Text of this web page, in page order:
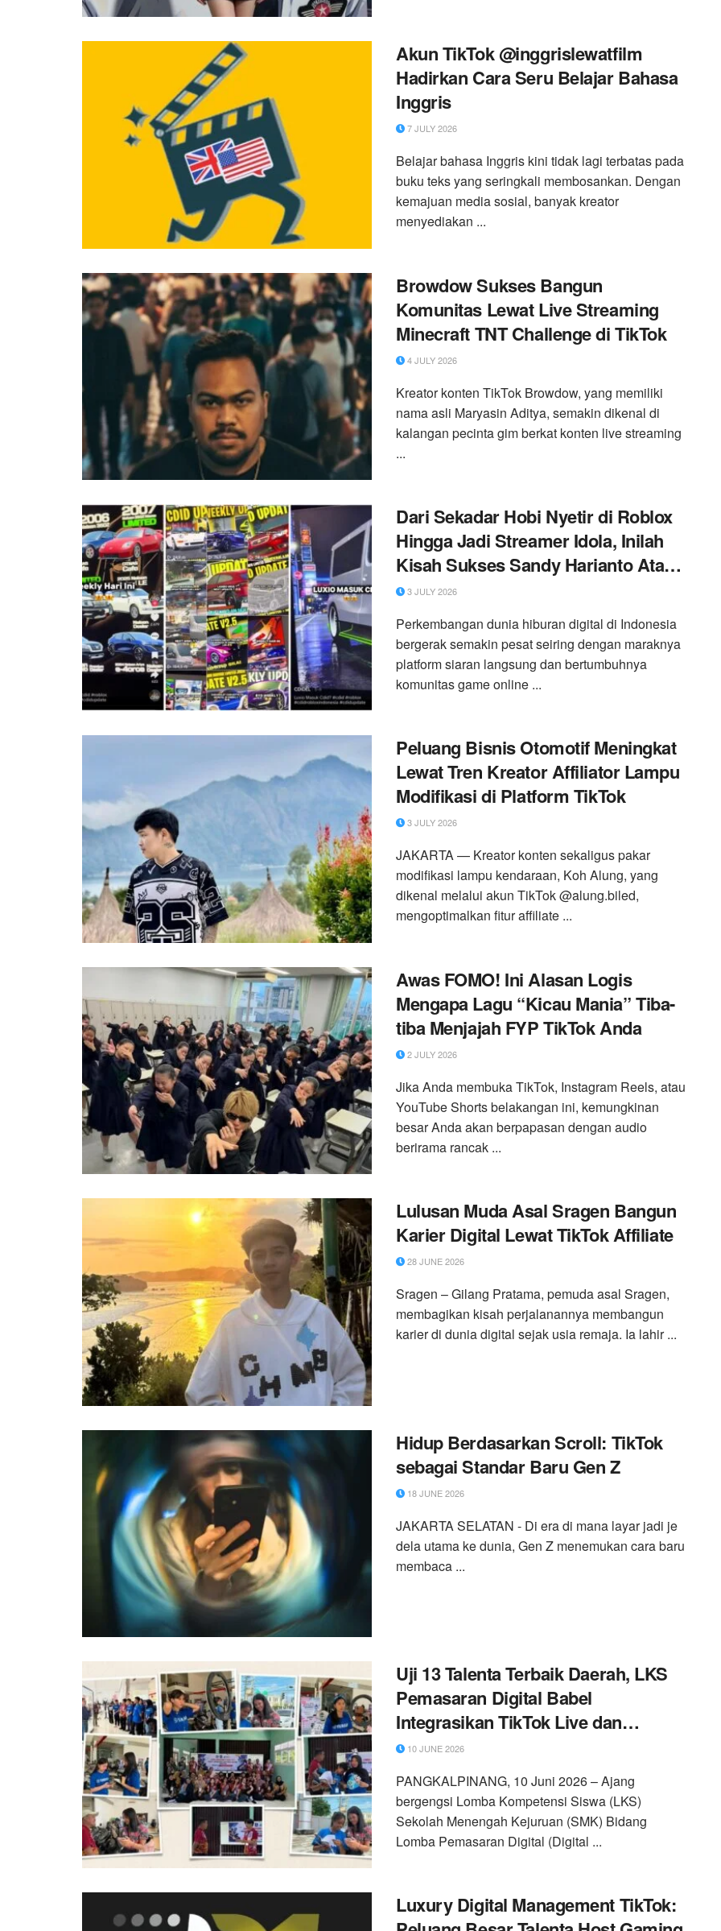
Akun TikTok @inggrislewatfilm
Hadirkan Cara Seru Belajar Bahasa
Inggris
7 JULY 2026
Belajar bahasa Inggris kini tidak lagi terbatas pada
buku teks yang seringkali membosankan. Dengan
kemajuan media sosial, banyak kreator
menyediakan ...
Browdow Sukses Bangun
Komunitas Lewat Live Streaming
Minecraft TNT Challenge di TikTok
4 JULY 2026
Kreator konten TikTok Browdow, yang memiliki
nama asli Maryasin Aditya, semakin dikenal di
kalangan pecinta gim berkat konten live streaming
...
Dari Sekadar Hobi Nyetir di Roblox
Hingga Jadi Streamer Idola, Inilah
Kisah Sukses Sandy Harianto Atau
Cdidel Membangun Kerajaan Virtual
Interaktifnya di TikTok
3 JULY 2026
Perkembangan dunia hiburan digital di Indonesia
bergerak semakin pesat seiring dengan maraknya
platform siaran langsung dan bertumbuhnya
komunitas game online ...
Peluang Bisnis Otomotif Meningkat
Lewat Tren Kreator Affiliator Lampu
Modifikasi di Platform TikTok
3 JULY 2026
JAKARTA — Kreator konten sekaligus pakar
modifikasi lampu kendaraan, Koh Alung, yang
dikenal melalui akun TikTok @alung.biled,
mengoptimalkan fitur affiliate ...
Awas FOMO! Ini Alasan Logis
Mengapa Lagu “Kicau Mania” Tiba-
tiba Menjajah FYP TikTok Anda
2 JULY 2026
Jika Anda membuka TikTok, Instagram Reels, atau
YouTube Shorts belakangan ini, kemungkinan
besar Anda akan berpapasan dengan audio
berirama rancak ...
Lulusan Muda Asal Sragen Bangun
Karier Digital Lewat TikTok Affiliate
28 JUNE 2026
Sragen – Gilang Pratama, pemuda asal Sragen,
membagikan kisah perjalanannya membangun
karier di dunia digital sejak usia remaja. Ia lahir ...
Hidup Berdasarkan Scroll: TikTok
sebagai Standar Baru Gen Z
18 JUNE 2026
JAKARTA SELATAN - Di era di mana layar jadi je
dela utama ke dunia, Gen Z menemukan cara baru
membaca ...
Uji 13 Talenta Terbaik Daerah, LKS
Pemasaran Digital Babel
Integrasikan TikTok Live dan
Analisis Data
10 JUNE 2026
PANGKALPINANG, 10 Juni 2026 – Ajang
bergengsi Lomba Kompetensi Siswa (LKS)
Sekolah Menengah Kejuruan (SMK) Bidang
Lomba Pemasaran Digital (Digital ...
Luxury Digital Management TikTok: